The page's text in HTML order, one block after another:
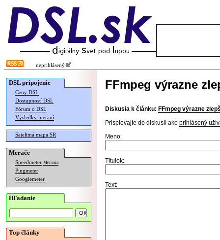
neprihlásený
DSL pripojenie
Ceny DSL
Dostupnosť DSL
Fórum o DSL
Výsledky meraní
Satelitná mapa SR
Merače
Speedmeter Merania
Pingmeter
Googlemeter
Hľadanie
Top články
FFmpeg výrazne
Diskusia k článku: FFmpeg výrazne
Prispievajte do diskusií ako prihlásený
Meno:
Titulok:
Text: